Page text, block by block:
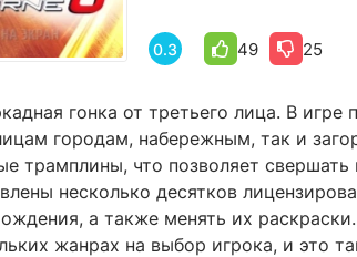
0.3 49 25
гонка от третьего лица. В игре
городам, набережным, так и
трамплины, что позволяет
несколько десятков
а также менять их
жанрах на выбор игрока, и это